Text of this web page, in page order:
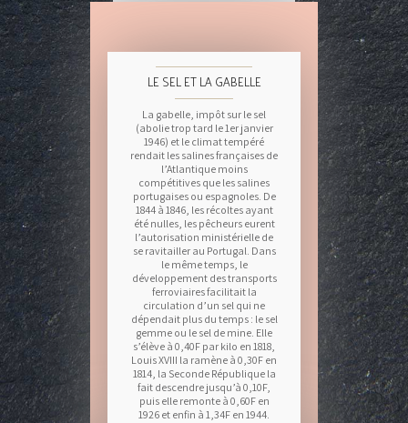
LE SEL ET LA GABELLE
La gabelle, impôt sur le sel
(abolie trop tard le 1er janvier
1946) et le climat tempéré
rendait les salines françaises de
l’Atlantique moins
compétitives que les salines
portugaises ou espagnoles. De
1844 à 1846, les récoltes ayant
été nulles, les pêcheurs eurent
l’autorisation ministérielle de
se ravitailler au Portugal. Dans
le même temps, le
développement des transports
ferroviaires facilitait la
circulation d’un sel qui ne
dépendait plus du temps : le sel
gemme ou le sel de mine. Elle
s’élève à 0,40F par kilo en 1818,
Louis XVIII la ramène à 0,30F en
1814, la Seconde République la
fait descendre jusqu’à 0,10F,
puis elle remonte à 0,60F en
1926 et enfin à 1,34F en 1944.